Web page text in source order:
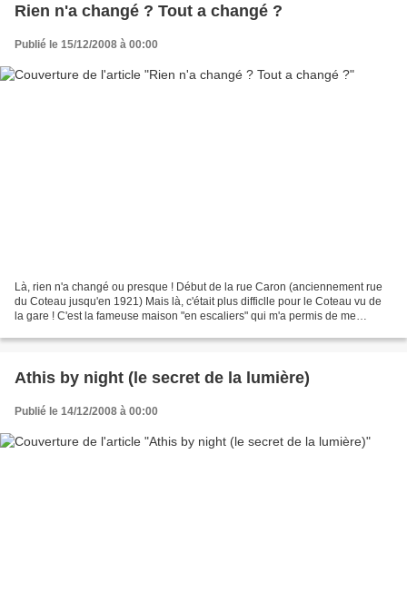
Rien n'a changé ? Tout a changé ?
Publié le 15/12/2008 à 00:00
Là, rien n'a changé ou presque ! Début de la rue Caron (anciennement rue
du Coteau jusqu'en 1921) Mais là, c'était plus difficlle pour le Coteau vu de
la gare ! C'est la fameuse maison "en escaliers" qui m'a permis de me
Athis by night (le secret de la lumière)
Publié le 14/12/2008 à 00:00